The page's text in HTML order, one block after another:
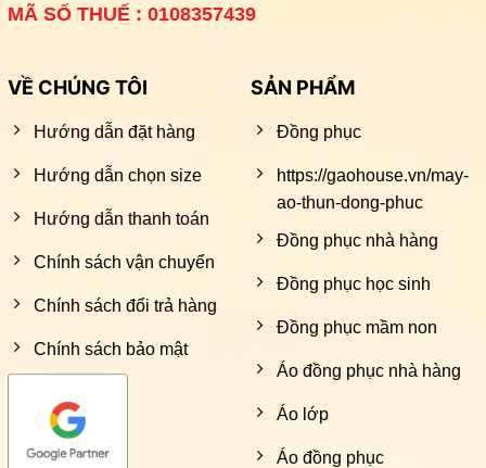
MÃ SỐ THUẾ : 0108357439
VỀ CHÚNG TÔI
Hướng dẫn đặt hàng
Hướng dẫn chọn size
Hướng dẫn thanh toán
Chính sách vận chuyển
Chính sách đổi trả hàng
Chính sách bảo mật
SẢN PHẨM
Đồng phục
https://gaohouse.vn/may-
ao-thun-dong-phuc
Đồng phục nhà hàng
Đồng phục học sinh
Đồng phục mầm non
Áo đồng phục nhà hàng
Áo lớp
Áo đồng phục